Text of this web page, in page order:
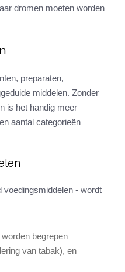
dromen moeten worden
preparaten,
middelen. Zonder
is het handig meer
aantal categorieën
voedingsmiddelen - wordt
begrepen
van tabak), en